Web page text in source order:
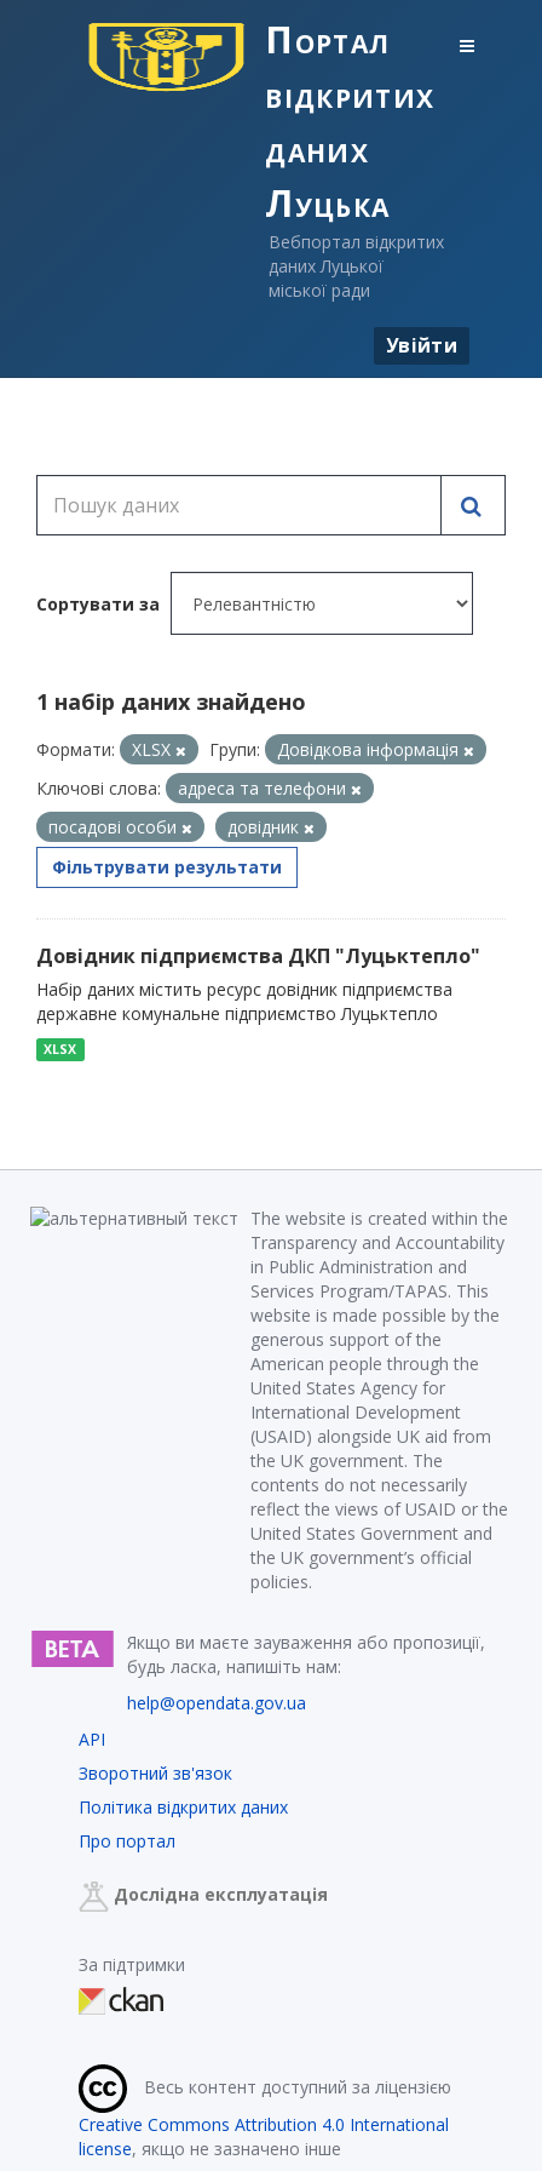
Портал
відкритих
даних
Луцька
Вебпортал відкритих
даних Луцької
міської ради
Увійти
Сортувати за
1 набір даних знайдено
Формати: XLSX Групи:
Довідкова інформація
Ключові слова:
адреса та телефони
посадові особи
довідник
Фільтрувати результати
Довідник підприємства ДКП "Луцьктепло"
Набір даних містить ресурс довідник підприємства
державне комунальне підприємство Луцьктепло
XLSX
The website is created within the
Transparency and Accountability
in Public Administration and
Services Program/TAPAS. This
website is made possible by the
generous support of the
American people through the
United States Agency for
International Development
(USAID) alongside UK aid from
the UK government. The
contents do not necessarily
reflect the views of USAID or the
United States Government and
the UK government’s official
policies.
Якщо ви маєте зауваження або пропозиції,
будь ласка, напишіть нам:
help@opendata.gov.ua
API
Зворотний зв'язок
Політика відкритих даних
Про портал
Дослідна експлуатація
За підтримки
Весь контент доступний за ліцензією
Creative Commons Attribution 4.0 International
license, якщо не зазначено інше